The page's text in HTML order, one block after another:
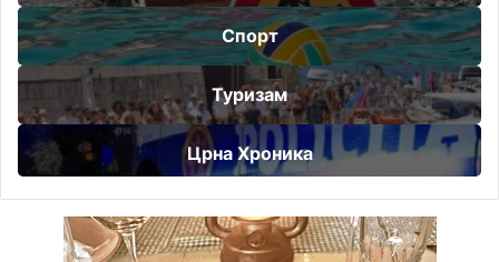
Спорт
Туризам
Црна Хроника